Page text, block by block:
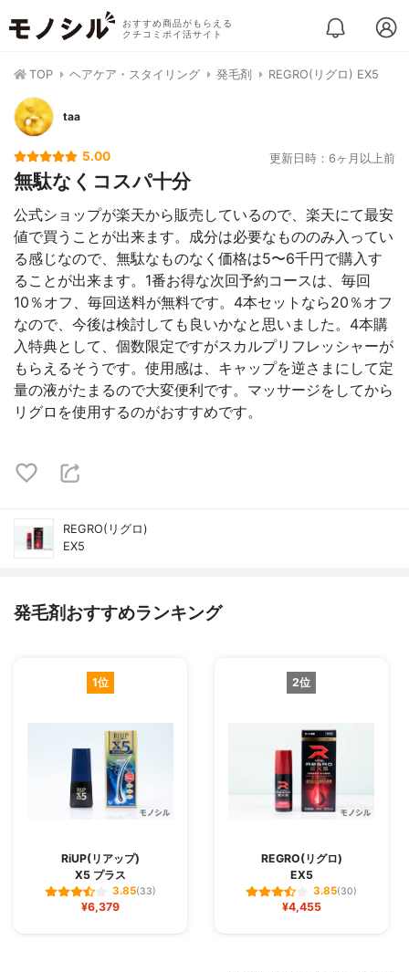
おすすめ商品がもらえる
クチコミポイ活サイト
TOP ヘアケア・スタイリング 発毛剤 REGRO(リグロ) EX5
taa
5.00 更新日時：6ヶ月以上前
無駄なくコスパ十分
公式ショップが楽天から販売しているので、楽天にて最安
値で買うことが出来ます。成分は必要なもののみ入ってい
る感じなので、無駄なものなく価格は5〜6千円で購入す
ることが出来ます。1番お得な次回予約コースは、毎回
10％オフ、毎回送料が無料です。4本セットなら20％オフ
なので、今後は検討しても良いかなと思いました。4本購
入特典として、個数限定ですがスカルプリフレッシャーが
もらえるそうです。使用感は、キャップを逆さまにして定
量の液がたまるので大変便利です。マッサージをしてから
リグロを使用するのがおすすめです。
REGRO(リグロ)
EX5
発毛剤おすすめランキング
1位
RiUP(リアップ)
X5 プラス
3.85(33)
¥6,379
2位
REGRO(リグロ)
EX5
3.85(30)
¥4,455